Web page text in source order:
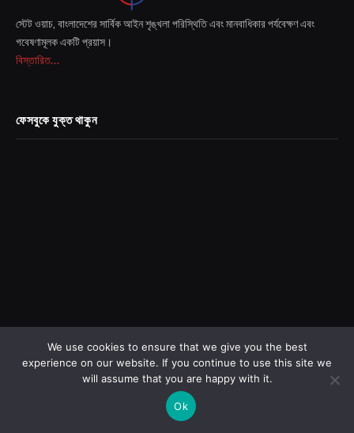
স্টেট ওয়াচ, বাংলাদেশের সার্বিক আইন শৃঙ্খলা পরিস্থিতি এবং মানবাধিকার পর্যবেক্ষণ এবং
গবেষণামূলক একটি প্রয়াস।
বিস্তারিত...
ফেসবুকে যুক্ত থাকুন
We use cookies to ensure that we give you the best
experience on our website. If you continue to use this site we
will assume that you are happy with it.
Ok